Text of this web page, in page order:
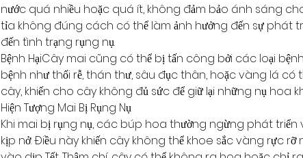
nước quá nhiều hoặc quá ít, không đảm bảo ánh sáng
tỉa không đúng cách có thể làm ảnh hưởng đến sự phát
đến tình trạng rụng nụ.
Bệnh HạiCây mai cũng có thể bị tấn công bởi các loại
bệnh như thối rễ, thán thư, sâu đục thân, hoặc vàng lá có
cây, khiến cho cây không đủ sức để giữ lại những nụ hoa
Hiện Tượng Mai Bị Rụng Nụ
Khi mai bị rụng nụ, các búp hoa thường ngừng phát triển
kịp nở. Điều này khiến cây không thể khoe sắc vàng rực